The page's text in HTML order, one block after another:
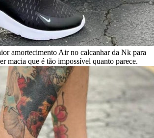
amortecimento Air no calcanhar da Nk para
macia que é tão impossível quanto parece.